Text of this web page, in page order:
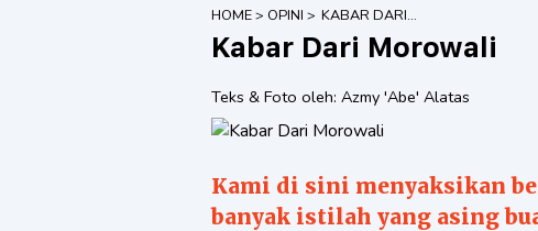
HOME> OPINI > KABAR DARI
MOROWALI
Kabar Dari Morowali
Teks & Foto oleh: Azmy 'Abe' Alatas
Kami di sini menyaksikan
banyak istilah yang asing